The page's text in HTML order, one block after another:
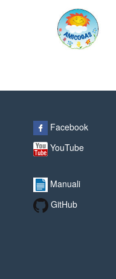
Facebook
YouTube
Manuali
GitHub